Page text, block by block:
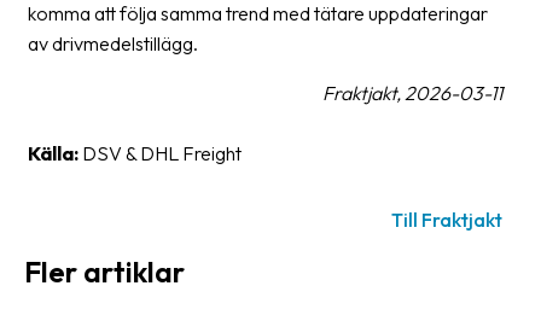
Nyhetsarkiv
Villkor
Integritet
komma att följa samma trend med tätare uppdateringar
av drivmedelstillägg.
Fraktjakt, 2026-03-11
Källa: DSV & DHL Freight
Till Fraktjakt
Fler artiklar